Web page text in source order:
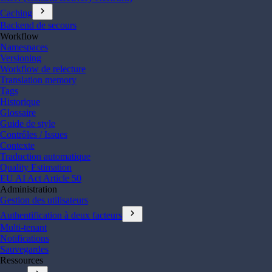
Caching
chevron_right
Backend de secours
Workflow
Namespaces
Versioning
Workflow de relecture
Translation memory
Tags
Historique
Glossaire
Guide de style
Contrôles / Issues
Contexte
Traduction automatique
Quality Estimation
EU AI Act Article 50
Administration
Gestion des utilisateurs
Authentification à deux facteurs
chevron_right
Multi-tenant
Notifications
Sauvegardes
Ressources